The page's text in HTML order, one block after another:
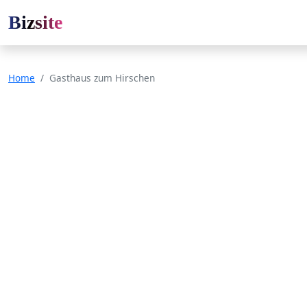
Bizsite
Home Gasthaus zum Hirschen